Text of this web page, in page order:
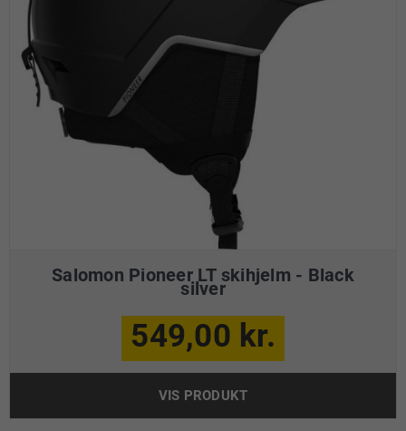
Salomon Pioneer LT skihjelm - Black
silver
549,00 kr.
VIS PRODUKT